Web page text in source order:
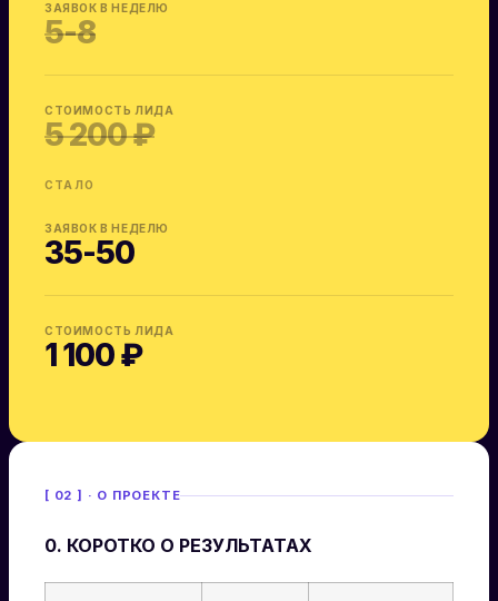
ЗАЯВОК В НЕДЕЛЮ
5-8
СТОИМОСТЬ ЛИДА
5 200 ₽
СТАЛО
ЗАЯВОК В НЕДЕЛЮ
35-50
СТОИМОСТЬ ЛИДА
1 100 ₽
[ 02 ] · О ПРОЕКТЕ
0. КОРОТКО О РЕЗУЛЬТАТАХ